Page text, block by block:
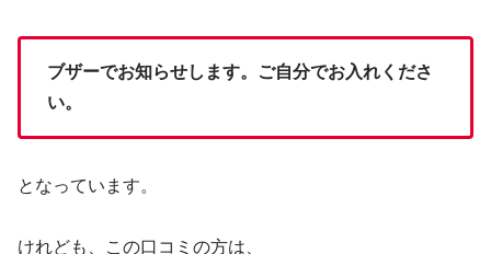
ブザーでお知らせします。ご自分でお入れくださ
い。
となっています。
けれども、この口コミの方は、